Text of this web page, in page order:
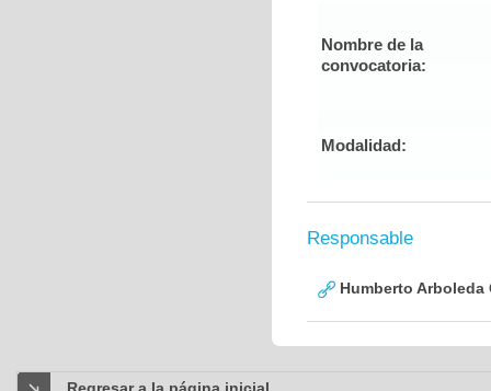
Nombre de la
convocatoria:
Modalidad:
Responsable
Humberto Arboleda